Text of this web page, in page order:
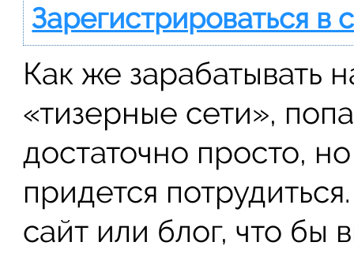
Зарегистрироваться в
Как же зарабатывать
«тизерные сети»,
достаточно просто,
придется
сайт или блог, что бы